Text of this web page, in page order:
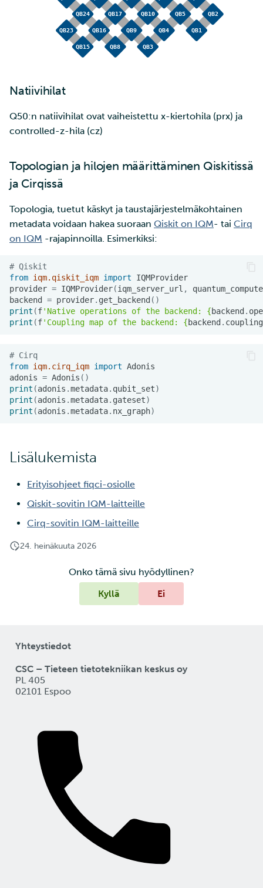
Natiivihilat
Q50:n natiivihilat ovat vaiheistettu x-kiertohila (prx) ja
controlled-z-hila (cz)
Topologian ja hilojen määrittäminen Qiskitissä
ja Cirqissä
Topologia, tuetut käskyt ja taustajärjestelmäkohtainen
metadata voidaan hakea suoraan Qiskit on IQM- tai Cirq
on IQM -rajapinnoilla. Esimerkiksi:
# Qiskit
from iqm.qiskit_iqm import
IQMProvider
provider = IQMProvider(iqm_server_url ,
backend
= provider. get_backend ()
print (f'Native operations of the backend: {backend .
print (f'Coupling map of the backend: {backend .
# Cirq
from iqm.cirq_iqm import Adonis
adonis = Adonis ()
print (adonis .metadata. qubit_set)
print (adonis .metadata. gateset)
print (adonis .metadata. nx_graph)
Lisälukemista
Erityisohjeet fiqci-osiolle
Qiskit-sovitin IQM-laitteille
Cirq-sovitin IQM-laitteille
24. heinäkuuta 2026
Onko tämä sivu hyödyllinen?
Kyllä
Ei
Yhteystiedot
CSC – Tieteen tietotekniikan keskus oy
PL 405
02101 Espoo